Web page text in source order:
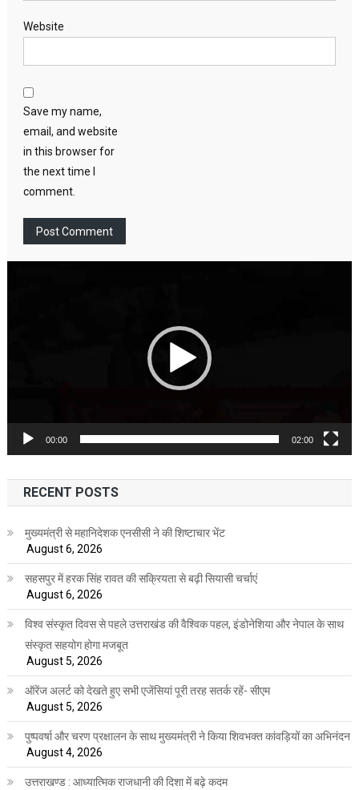
Website
Save my name,
email, and website
in this browser for
the next time I
comment.
00:00 02:00
RECENT POSTS
मुख्यमंत्री से महानिदेशक एनसीसी ने की शिष्टाचार भेंट
August 6, 2026
सहसपुर में हरक सिंह रावत की सक्रियता से बढ़ी सियासी चर्चाएं
August 6, 2026
विश्व संस्कृत दिवस से पहले उत्तराखंड की वैश्विक पहल, इंडोनेशिया और नेपाल के साथ
संस्कृत सहयोग होगा मजबूत
August 5, 2026
ऑरेंज अलर्ट को देखते हुए सभी एजेंसियां पूरी तरह सतर्क रहें- सीएम
August 5, 2026
पुष्पवर्षा और चरण प्रक्षालन के साथ मुख्यमंत्री ने किया शिवभक्त कांवड़ियों का अभिनंदन
August 4, 2026
उत्तराखण्ड : आध्यात्मिक राजधानी की दिशा में बढ़े कदम